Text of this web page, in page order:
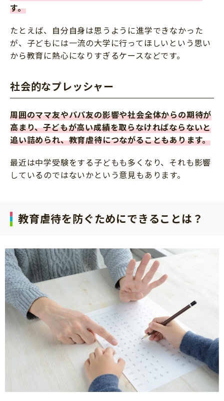
す。
たとえば、自分自身は思うように進学できなかった
が、子どもには一流の大学に行ってほしいという思い
から教育に熱心になりすぎるケースなどです。
社会的なプレッシャー
周囲のママ友やパパ友の影響や社会全体からの期待が
高まり、子どもが高い成績を取らなければならないと
追い詰められ、教育虐待につながることもあります。
最近は中学受験をする子どもも多くなり、それも影響
しているのではないかという意見もあります。
教育虐待を防ぐためにできることは？